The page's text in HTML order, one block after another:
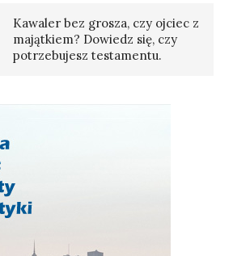
Kawaler bez grosza, czy ojciec z
majątkiem? Dowiedz się, czy
potrzebujesz testamentu.